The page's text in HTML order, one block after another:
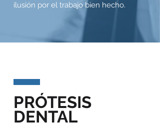
ilusión por el trabajo bien hecho.
PRÓTESIS
DENTAL